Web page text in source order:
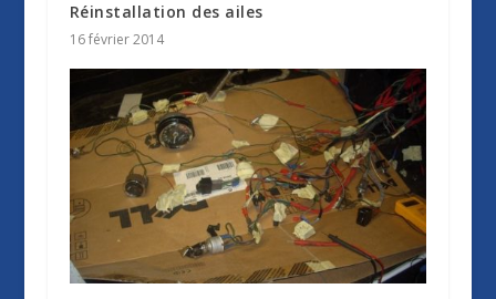
Réinstallation des ailes
16 février 2014